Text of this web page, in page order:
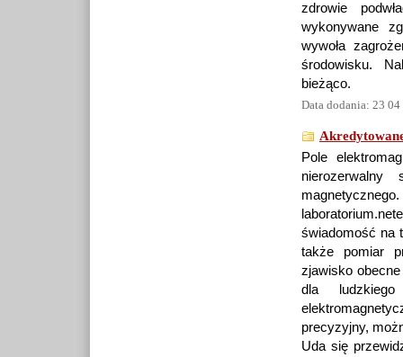
zdrowie
wykonywane
wywoła
środowisku.
bieżąco.
Data dodania: 23
Pole
świadomość na
także pomiar
zjawisko
dla
precyzyjny,
Uda się